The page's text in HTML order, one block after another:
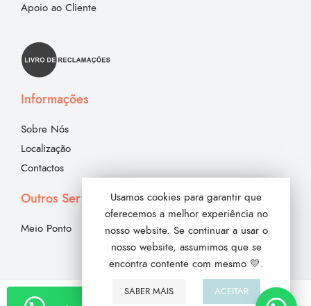
Apoio ao Cliente
Informações
Sobre Nós
Localização
Contactos
Outros Serviços
Meio Ponto
Usamos cookies para garantir que
oferecemos a melhor experiência no
nosso website. Se continuar a usar o
nosso website, assumimos que se
encontra contente com mesmo 💛.
SABER MAIS ACEITAR